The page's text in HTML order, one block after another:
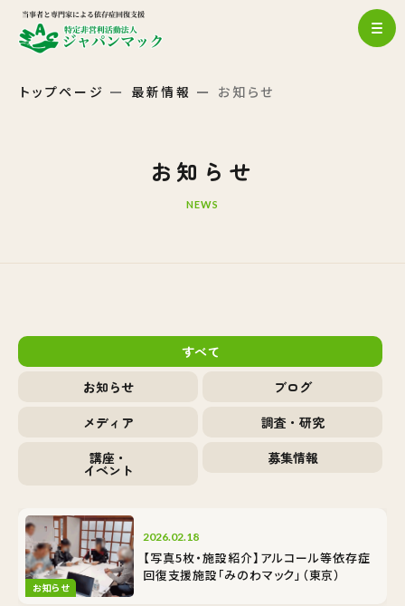
トップページ 最新情報 お知らせ
お知らせ
NEWS
すべて
お知らせ
ブログ
メディア
調査・研究
講座・
イベント
募集情報
お知らせ
2026.02.18
【写真5枚・施設紹介】アルコール等依存症
回復支援施設「みのわマック」（東京）